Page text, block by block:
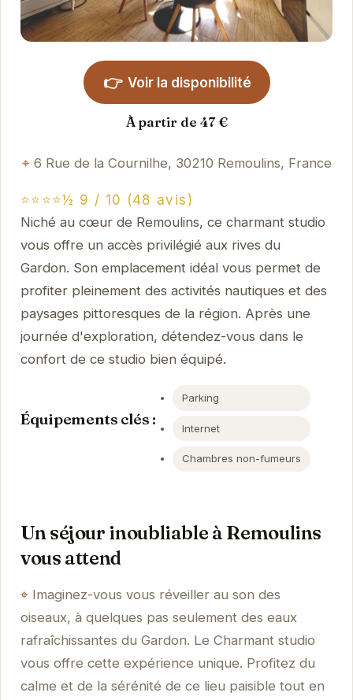
👉 Voir la disponibilité
À partir de 47 €
6 Rue de la Cournilhe, 30210 Remoulins, France
⭐⭐⭐⭐½ 9 / 10 (48 avis)
Niché au cœur de Remoulins, ce charmant studio
vous offre un accès privilégié aux rives du
Gardon. Son emplacement idéal vous permet de
profiter pleinement des activités nautiques et des
paysages pittoresques de la région. Après une
journée d'exploration, détendez-vous dans le
confort de ce studio bien équipé.
Équipements clés :
Parking
Internet
Chambres non-fumeurs
Un séjour inoubliable à Remoulins
vous attend
Imaginez-vous vous réveiller au son des
oiseaux, à quelques pas seulement des eaux
rafraîchissantes du Gardon. Le Charmant studio
vous offre cette expérience unique. Profitez du
calme et de la sérénité de ce lieu paisible tout en